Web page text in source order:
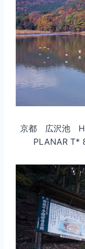
京都 広沢池
PLANAR T*